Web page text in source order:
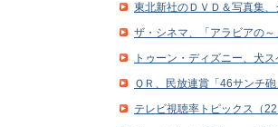
東北新社のＤＶＤ＆写真集
ザ・シネマ、「アラビアの
トゥーン・ディズニー、犬
ＱＲ、民放連賞「46サンチ
テレビ視聴率トピックス（22